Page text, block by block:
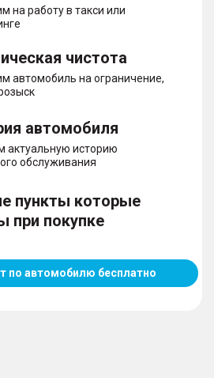
на работу в такси или
чистота
автомобиль на ограничение,
автомобиля
актуальную историю
обслуживания
пункты которые
при покупке
по автомобилю бесплатно